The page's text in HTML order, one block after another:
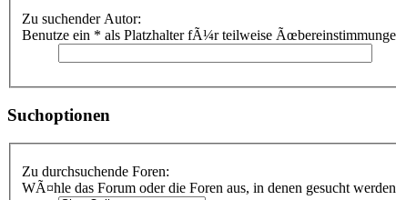
Zu suchender Autor:
Benutze ein * als Platzhalter fÃ¼r teilweise
Suchoptionen
Zu durchsuchende Foren:
WÃ¤hle das Forum oder die Foren aus, in denen gesucht